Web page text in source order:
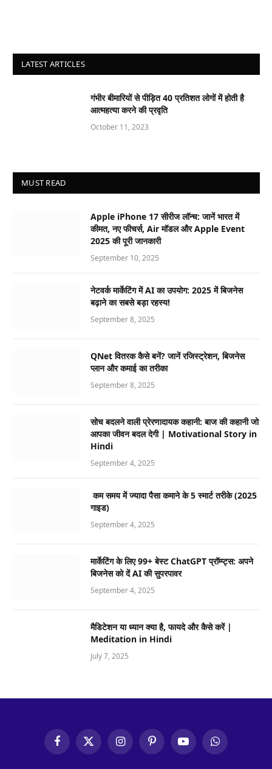
LATEST ARTICLES
गंभीर बीमारियों से पीड़ित 40 प्रतिशत लोगों में होती है
आत्महत्या करने की प्रवृति
October 11, 2023
MUST READ
Apple iPhone 17 सीरीज लॉन्च: जानें भारत में
कीमत, नए फीचर्स, Air मॉडल और Apple Event
2025 की पूरी जानकारी
September 10, 2025
नेटवर्क मार्केटिंग में AI का उपयोग: 2025 में बिजनेस
बढ़ाने का सबसे बड़ा रहस्य!
September 8, 2025
QNet वितरक कैसे बनें? जानें रजिस्ट्रेशन, बिजनेस
प्लान और कमाई का तरीका
September 8, 2025
सोच बदलने वाली प्रेरणादायक कहानी: बाज की कहानी जो
आपका जीवन बदल देगी | Motivational Story in
Hindi
September 4, 2025
कम समय में ज्यादा पैसा कमाने के 5 स्मार्ट तरीके (2025
गाइड)
September 4, 2025
मार्केटिंग के लिए 99+ बेस्ट ChatGPT प्रॉम्प्ट्स: अपने
बिजनेस को दें AI की सुपरपावर
September 4, 2025
मैडिटेशन या ध्यान क्या है, फायदे और कैसे करें |
Meditation in Hindi
July 7, 2025
FacebookX
(Twitter)
InstagramPinterestYouTubeWhatsApp